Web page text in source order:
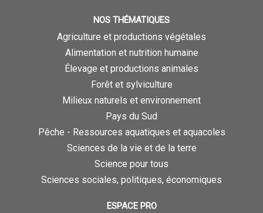
NOS THÉMATIQUES
Agriculture et productions végétales
Alimentation et nutrition humaine
Élevage et productions animales
Forêt et sylviculture
Milieux naturels et environnement
Pays du Sud
Pêche - Ressources aquatiques et aquacoles
Sciences de la vie et de la terre
Science pour tous
Sciences sociales, politiques, économiques
ESPACE PRO